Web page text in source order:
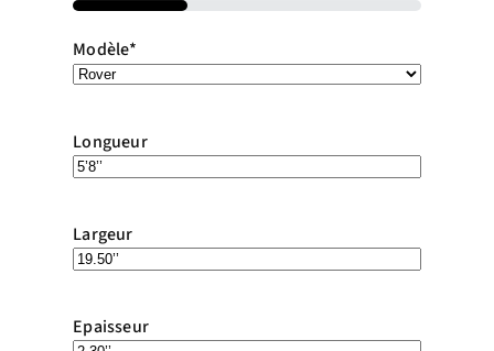
33%
Modèle*
Longueur
Largeur
Epaisseur